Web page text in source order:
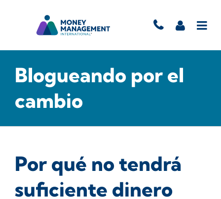
Blogueando por el
cambio
Por qué no tendrá
suficiente dinero